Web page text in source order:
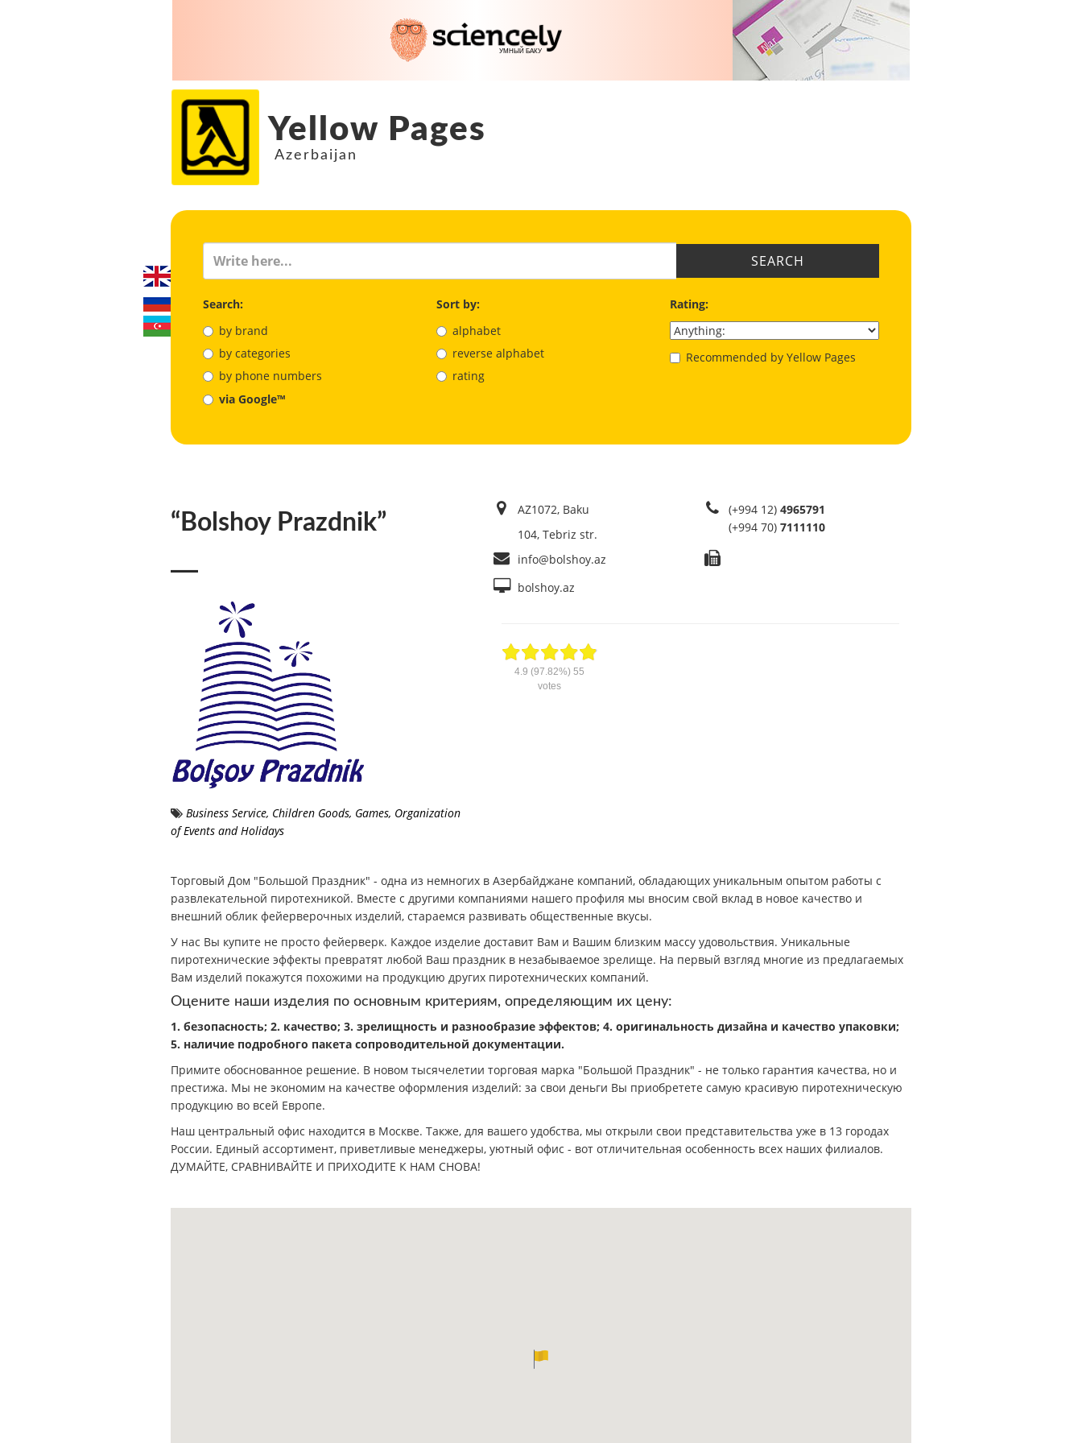
Yellow Pages
Azerbaijan
SEARCH
Search:
by brand
by categories
by phone numbers
via Google™
Sort by:
alphabet
reverse alphabet
rating
Rating:
Recommended by Yellow Pages
“Bolshoy Prazdnik”
Business Service, Children Goods, Games, Organization
of Events and Holidays
AZ1072, Baku
104, Tebriz str.
(+994 12) 4965791
(+994 70) 7111110
info@bolshoy.az
bolshoy.az
4.9 (97.82%)55
votes
Торговый Дом "Большой Праздник" - одна из немногих в Азербайджане компаний, обладающих уникальным опытом работы с
развлекательной пиротехникой. Вместе с другими компаниями нашего профиля мы вносим свой вклад в новое качество и
внешний облик фейерверочных изделий, стараемся развивать общественные вкусы.
У нас Вы купите не просто фейерверк. Каждое изделие доставит Вам и Вашим близким массу удовольствия. Уникальные
пиротехнические эффекты превратят любой Ваш праздник в незабываемое зрелище. На первый взгляд многие из предлагаемых
Вам изделий покажутся похожими на продукцию других пиротехнических компаний.
Оцените наши изделия по основным критериям, определяющим их цену:
1. безопасность; 2. качество; 3. зрелищность и разнообразие эффектов; 4. оригинальность дизайна и качество упаковки;
5. наличие подробного пакета сопроводительной документации.
Примите обоснованное решение. В новом тысячелетии торговая марка "Большой Праздник" - не только гарантия качества, но и
престижа. Мы не экономим на качестве оформления изделий: за свои деньги Вы приобретете самую красивую пиротехническую
продукцию во всей Европе.
Наш центральный офис находится в Москве. Также, для вашего удобства, мы открыли свои представительства уже в 13 городах
России. Единый ассортимент, приветливые менеджеры, уютный офис - вот отличительная особенность всех наших филиалов.
ДУМАЙТЕ, СРАВНИВАЙТЕ И ПРИХОДИТЕ К НАМ СНОВА!